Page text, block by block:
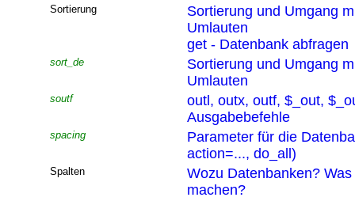
Sortierung
Sortierung und Umgang
Umlauten
get - Datenbank abfragen
sort_de
Sortierung und Umgang
Umlauten
soutf
outl, outx, outf, $_out,
Ausgabebefehle
spacing
Parameter für die
action=..., do_all)
Spalten
Wozu Datenbanken?
machen?